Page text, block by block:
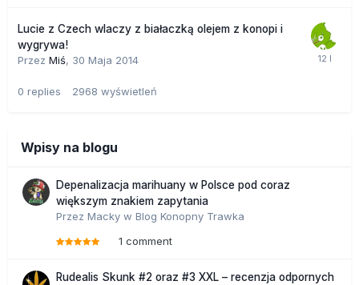
Lucie z Czech wlaczy z białaczką olejem z konopi i
wygrywa!
Przez Miś, 30 Maja 2014
0 replies 2968 wyświetleń
Wpisy na blogu
Depenalizacja marihuany w Polsce pod coraz
większym znakiem zapytania
Przez Macky w Blog Konopny Trawka
1 comment
Rudealis Skunk #2 oraz #3 XXL – recenzja odpornych